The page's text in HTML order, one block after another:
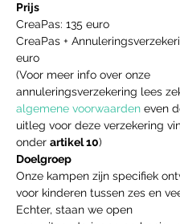
Prijs
CreaPas: 135 euro
CreaPas +
euro
(Voor meer info over onze
annuleringsverzekering lees
algemene voorwaarden even
uitleg voor deze verzekering
onder artikel 10)
Doelgroep
Onze kampen zijn specifiek
voor kinderen tussen zes en
Echter, staan we open